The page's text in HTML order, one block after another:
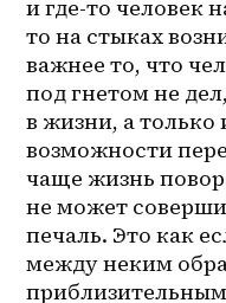
и где-то человек
то на стыках
важнее то, что
под гнетом не
в жизни, а
возможности
чаще жизнь
не может
печаль. Это как
между неким